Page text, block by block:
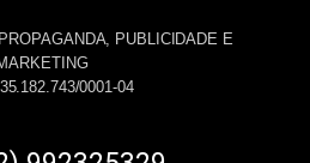
PUBLICIDADE E
0001-04